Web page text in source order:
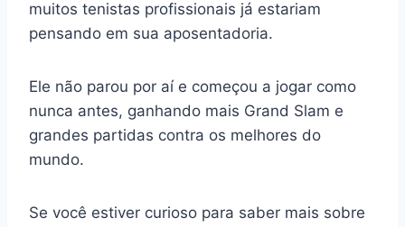
muitos tenistas profissionais já estariam
pensando em sua aposentadoria.
Ele não parou por aí e começou a jogar como
nunca antes, ganhando mais Grand Slam e
grandes partidas contra os melhores do
mundo.
Se você estiver curioso para saber mais sobre